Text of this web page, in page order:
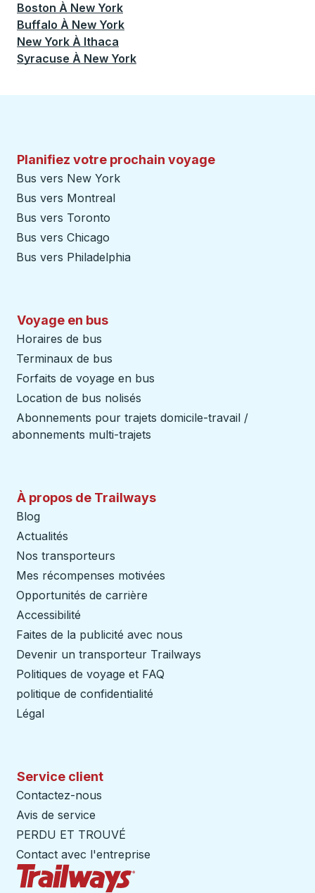
Boston À New York
Buffalo À New York
New York À Ithaca
Syracuse À New York
Planifiez votre prochain voyage
Bus vers New York
Bus vers Montreal
Bus vers Toronto
Bus vers Chicago
Bus vers Philadelphia
Voyage en bus
Horaires de bus
Terminaux de bus
Forfaits de voyage en bus
Location de bus nolisés
Abonnements pour trajets domicile-travail /
abonnements multi-trajets
À propos de Trailways
Blog
Actualités
Nos transporteurs
Mes récompenses motivées
Opportunités de carrière
Accessibilité
Faites de la publicité avec nous
Devenir un transporteur Trailways
Politiques de voyage et FAQ
politique de confidentialité
Légal
Service client
Contactez-nous
Avis de service
PERDU ET TROUVÉ
Contact avec l'entreprise